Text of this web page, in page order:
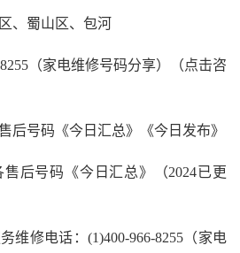
、蜀山区、包河
（家电维修号码分享）（点击咨
后号码《今日汇总》《今日发布》
售后号码《今日汇总》（2024已更
维修电话：(1)400-966-8255（家电